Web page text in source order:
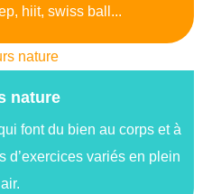
hiit, swiss ball...
nature
font du bien au corps et à
d’exercices variés en plein
air.